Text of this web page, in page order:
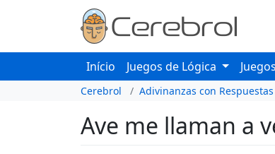
Início Juegos de Lógica
Cerebrol Adivinanzas con Respuestas
Ave me llaman a